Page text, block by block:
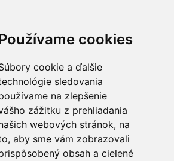
cookies
cookie a ďalšie
sledovania
na zlepšenie
zážitku z prehliadania
webových stránok, na
aby sme vám zobrazovali
obsah a cielené
Terry
lBlack
Cena od 2,93€